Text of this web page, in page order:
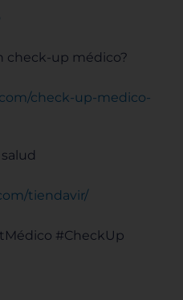
check-up médico?
check-up-medico-
tiendavir/
#CheckUp